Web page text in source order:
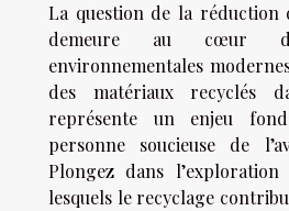
La question de la réduction
demeure au cœur
environnementales
des matériaux recyclés
représente un enjeu
personne soucieuse de
Plongez dans
lesquels le recyclage